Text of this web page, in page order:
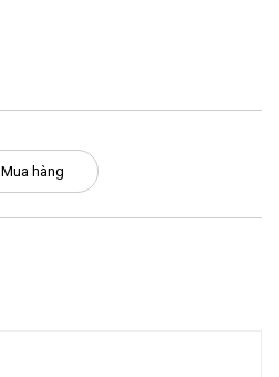
Mua hàng